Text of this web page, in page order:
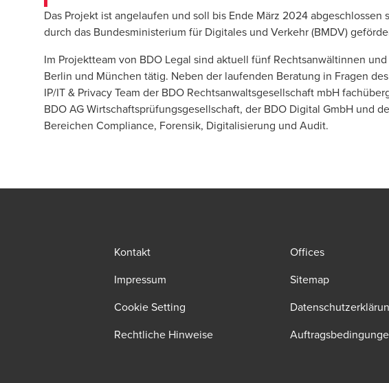
Das Projekt ist angelaufen und soll bis Ende März 2024
durch das Bundesministerium für Digitales und Verkehr (BMDV)
Im Projektteam von BDO Legal sind aktuell fünf Rechtsanwältinnen
Berlin und München tätig. Neben der laufenden Beratung in Fragen des
IP/IT& Privacy Team der BDO Rechtsanwaltsgesellschaft mbH
BDO AG Wirtschaftsprüfungsgesellschaft, der BDO Digital GmbH und
Bereichen Compliance, Forensik, Digitalisierung und Audit.
Kontakt
Offices
Impressum
Sitemap
Cookie Setting
Rechtliche Hinweise